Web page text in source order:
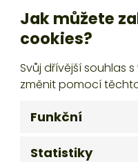
Jak můžete
cookies?
Svůj dřívější souhlas
změnit pomocí
Funkční
Statistiky